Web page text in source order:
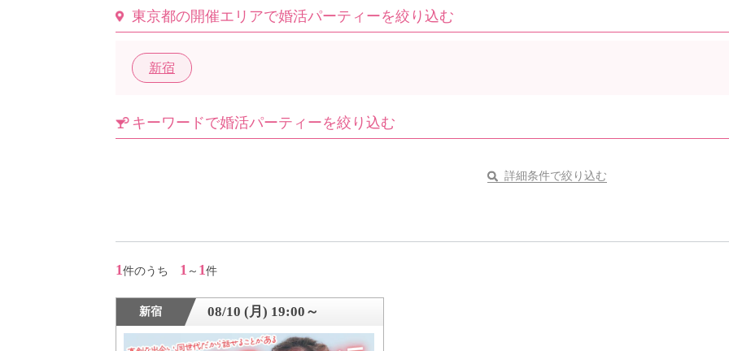
よくあるご質問
東京都の開催エリアで婚活パーティーを絞り込む
新宿
キーワードで婚活パーティーを絞り込む
詳細条件で絞り込む
1件のうち 1 ～ 1件
新宿 08/10 (月) 19:00～